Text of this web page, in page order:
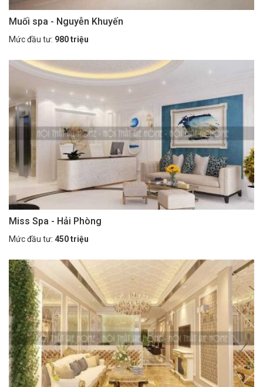
Muối spa - Nguyễn Khuyến
Mức đầu tư: 980 triệu
Miss Spa - Hải Phòng
Mức đầu tư: 450 triệu